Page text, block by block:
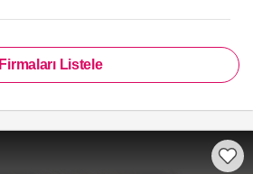
Firmaları Listele